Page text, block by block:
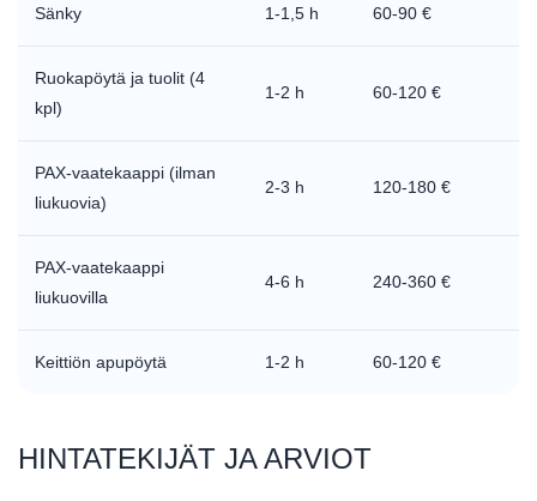
Sänky 1-1,5 h 60-90 €
Ruokapöytä ja tuolit (4
kpl)
1-2 h 60-120 €
PAX-vaatekaappi (ilman
liukuovia)
2-3 h 120-180 €
PAX-vaatekaappi
liukuovilla
4-6 h 240-360 €
Keittiön apupöytä 1-2 h 60-120 €
HINTATEKIJÄT JA ARVIOT